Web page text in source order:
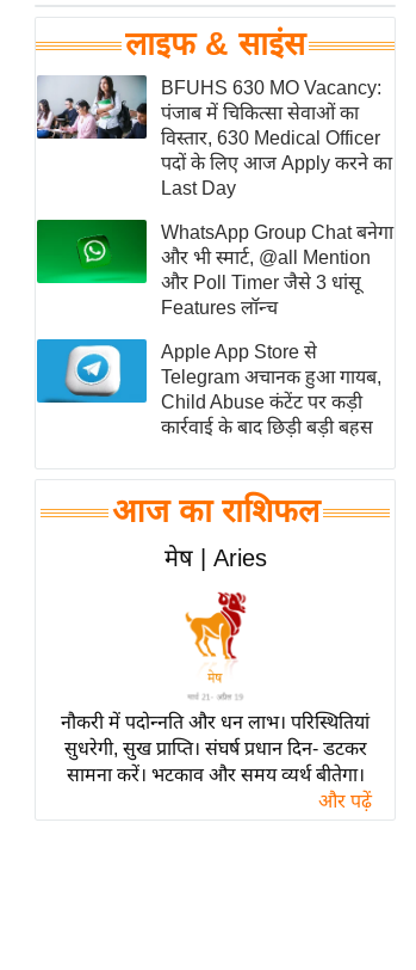
टेक्नॉलॉजी
ब्यूटी/फैशन
घरेलू नुस्खे
पर्यटन स्थल
फिटनेस मंत्रा
रिलेशनशिप
राजनीति
विश्लेषण
समसामयिक
मातृभूमि
स्तंभ
आई.
चाय पर
समीक्षा
धर्मस्थल
व्रत
लाइफ & साइंस
BFUHS 630 MO Vacancy:
पंजाब में चिकित्सा सेवाओं का
विस्तार, 630 Medical Officer
पदों के लिए आज Apply करने का
Last Day
WhatsApp Group Chat बनेगा
और भी स्मार्ट, @all Mention
और Poll Timer जैसे 3 धांसू
Features लॉन्च
Apple App Store से
Telegram अचानक हुआ गायब,
Child Abuse कंटेंट पर कड़ी
कार्रवाई के बाद छिड़ी बड़ी बहस
आज का राशिफल
मेष | Aries
नौकरी में पदोन्नति और धन लाभ। परिस्थितियां
सुधरेगी, सुख प्राप्ति। संघर्ष प्रधान दिन- डटकर
सामना करें। भटकाव और समय व्यर्थ बीतेगा।
और पढ़ें